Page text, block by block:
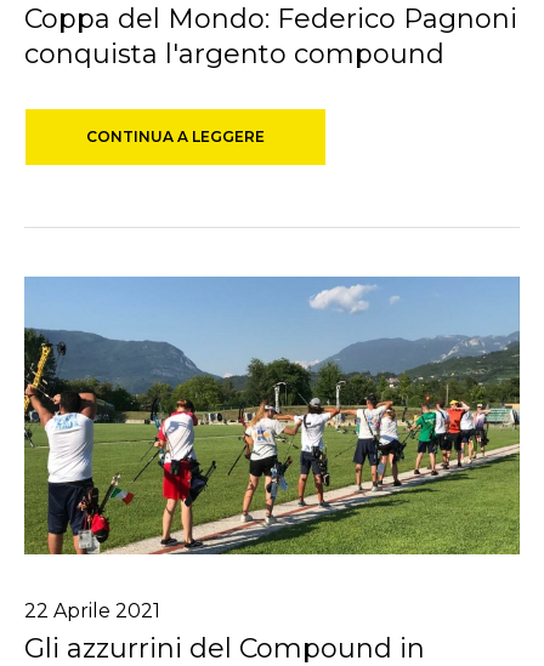
Coppa del Mondo: Federico Pagnoni
conquista l'argento compound
CONTINUA A LEGGERE
22 Aprile 2021
Gli azzurrini del Compound in